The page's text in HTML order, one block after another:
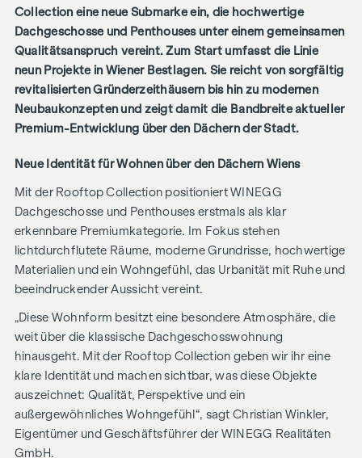
Collection eine neue Submarke ein, die hochwertige
Dachgeschosse und Penthouses unter einem gemeinsamen
Qualitätsanspruch vereint. Zum Start umfasst die Linie
neun Projekte in Wiener Bestlagen. Sie reicht von sorgfältig
revitalisierten Gründerzeithäusern bis hin zu modernen
Neubaukonzepten und zeigt damit die Bandbreite aktueller
Premium-Entwicklung über den Dächern der Stadt.
Neue Identität für Wohnen über den Dächern Wiens
Mit der Rooftop Collection positioniert WINEGG
Dachgeschosse und Penthouses erstmals als klar
erkennbare Premiumkategorie. Im Fokus stehen
lichtdurchflutete Räume, moderne Grundrisse, hochwertige
Materialien und ein Wohngefühl, das Urbanität mit Ruhe und
beeindruckender Aussicht vereint.
„Diese Wohnform besitzt eine besondere Atmosphäre, die
weit über die klassische Dachgeschosswohnung
hinausgeht. Mit der Rooftop Collection geben wir ihr eine
klare Identität und machen sichtbar, was diese Objekte
auszeichnet: Qualität, Perspektive und ein
außergewöhnliches Wohngefühl“, sagt Christian Winkler,
Eigentümer und Geschäftsführer der WINEGG Realitäten
GmbH.